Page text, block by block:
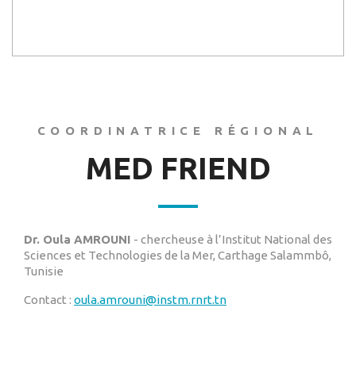
COORDINATRICE RÉGIONAL
MED FRIEND
Dr. Oula AMROUNI - chercheuse à l’Institut National des
Sciences et Technologies de la Mer, Carthage Salammbô,
Tunisie
Contact : oula.amrouni@instm.rnrt.tn